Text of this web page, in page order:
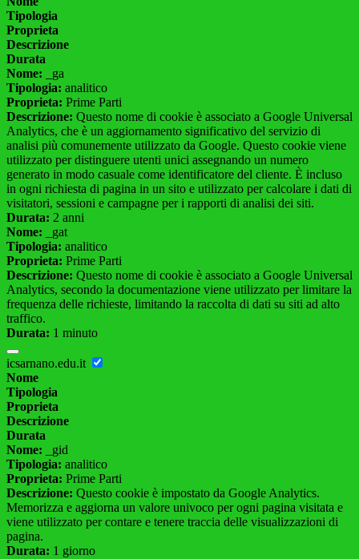
Tipologia
Proprieta
Descrizione
Durata
Nome: _ga
Tipologia: analitico
Proprieta: Prime Parti
Descrizione: Questo nome di cookie è associato a Google Universal
Analytics, che è un aggiornamento significativo del servizio di
analisi più comunemente utilizzato da Google. Questo cookie viene
utilizzato per distinguere utenti unici assegnando un numero
generato in modo casuale come identificatore del cliente. È incluso
in ogni richiesta di pagina in un sito e utilizzato per calcolare i dati di
visitatori, sessioni e campagne per i rapporti di analisi dei siti.
Durata: 2 anni
Nome: _gat
Tipologia: analitico
Proprieta: Prime Parti
Descrizione: Questo nome di cookie è associato a Google Universal
Analytics, secondo la documentazione viene utilizzato per limitare la
frequenza delle richieste, limitando la raccolta di dati su siti ad alto
traffico.
Durata: 1 minuto
icsarnano.edu.it
Nome
Tipologia
Proprieta
Descrizione
Durata
Nome: _gid
Tipologia: analitico
Proprieta: Prime Parti
Descrizione: Questo cookie è impostato da Google Analytics.
Memorizza e aggiorna un valore univoco per ogni pagina visitata e
viene utilizzato per contare e tenere traccia delle visualizzazioni di
pagina.
Durata: 1 giorno